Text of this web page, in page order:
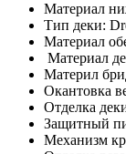
Материал
Тип деки:
Материал
Материал
Материл
Окантовка
Отделка
Защитный
Механизм